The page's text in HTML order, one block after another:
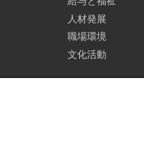
人材発展
職場環境
文化活動